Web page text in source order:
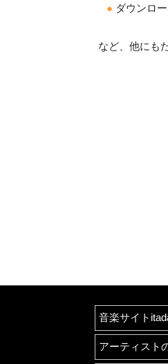
ダウンロ
など、他にも
音楽サイト
アーティスト